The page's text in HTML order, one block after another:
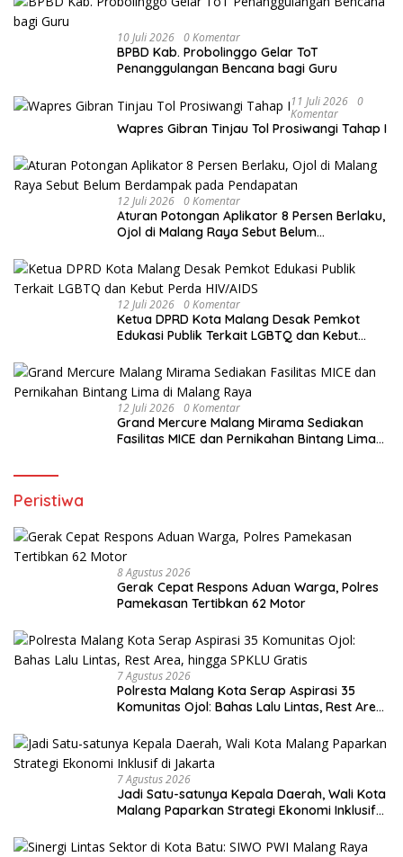
10 Juli 2026 0 Komentar
BPBD Kab. Probolinggo Gelar ToT
Penanggulangan Bencana bagi Guru
11 Juli 2026 0
Komentar
Wapres Gibran Tinjau Tol Prosiwangi Tahap I
12 Juli 2026 0 Komentar
Aturan Potongan Aplikator 8 Persen Berlaku,
Ojol di Malang Raya Sebut Belum
12 Juli 2026 0 Komentar
Ketua DPRD Kota Malang Desak Pemkot
Edukasi Publik Terkait LGBTQ dan Kebut
12 Juli 2026 0 Komentar
Grand Mercure Malang Mirama Sediakan
Fasilitas MICE dan Pernikahan Bintang Lima
Peristiwa
8 Agustus 2026
Gerak Cepat Respons Aduan Warga, Polres
Pamekasan Tertibkan 62 Motor
7 Agustus 2026
Polresta Malang Kota Serap Aspirasi 35
Komunitas Ojol: Bahas Lalu Lintas, Rest Area,
7 Agustus 2026
Jadi Satu-satunya Kepala Daerah, Wali Kota
Malang Paparkan Strategi Ekonomi Inklusif